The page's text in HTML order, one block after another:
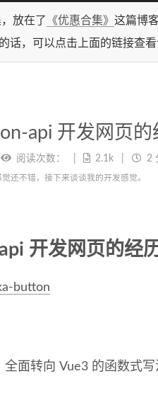
放在了 《优惠合集》 这篇博客
话，可以点击上面的链接查
api 开发网页的
阅读次数： 2.1k 2
还不错，接下来谈谈我的开发感觉。
开发网页的经
button
面转向 Vue3 的函数式写